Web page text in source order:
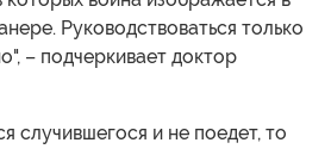
Руководствоваться только
– подчеркивает доктор
случившегося и не поедет, то